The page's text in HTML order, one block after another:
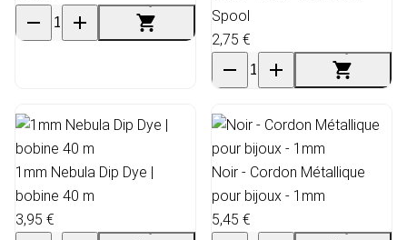
Spool
2,75 €
1mm Nebula Dip Dye |
bobine 40 m
3,95 €
Noir - Cordon Métallique
pour bijoux - 1mm
5,45 €